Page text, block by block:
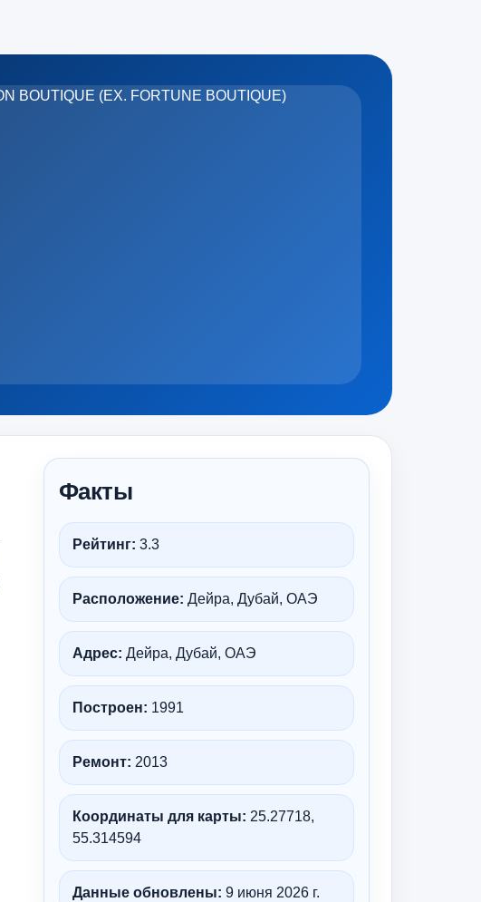
Факты
Рейтинг: 3.3
Расположение: Дейра, Дубай, ОАЭ
Адрес: Дейра, Дубай, ОАЭ
Построен: 1991
Ремонт: 2013
Координаты для карты: 25.27718,
55.314594
Данные обновлены: 9 июня 2026 г.